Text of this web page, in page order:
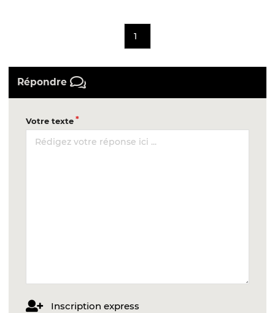
1
Répondre
Votre texte
Inscription express